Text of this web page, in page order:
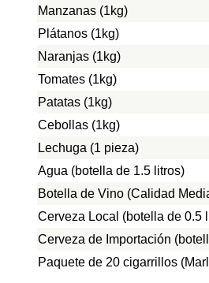
Manzanas (1kg)
Plátanos (1kg)
Naranjas (1kg)
Tomates (1kg)
Patatas (1kg)
Cebollas (1kg)
Lechuga (1 pieza)
Agua (botella de 1.5 litros)
Botella de Vino (Calidad
Cerveza Local (botella de 0.5
Cerveza de Importación
Paquete de 20 cigarrillos